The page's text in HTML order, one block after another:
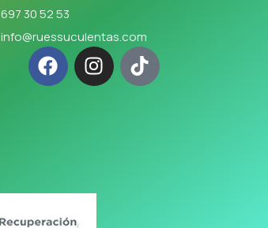
697 30 52 53
info@ruessuculentas.com